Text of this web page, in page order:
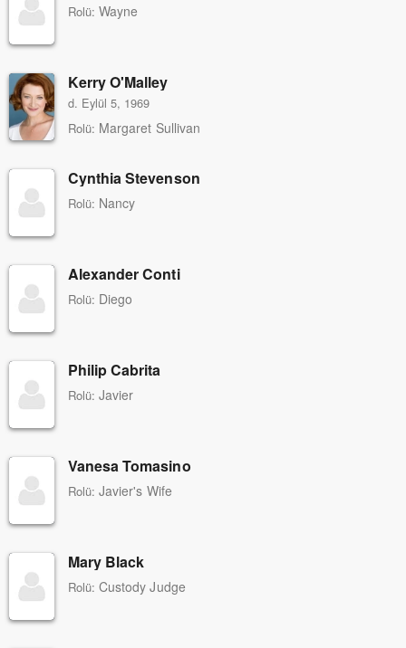
Rolü: Wayne
Kerry O'Malley
d. Eylül 5, 1969
Rolü: Margaret Sullivan
Cynthia Stevenson
Rolü: Nancy
Alexander Conti
Rolü: Diego
Philip Cabrita
Rolü: Javier
Vanesa Tomasino
Rolü: Javier's Wife
Mary Black
Rolü: Custody Judge